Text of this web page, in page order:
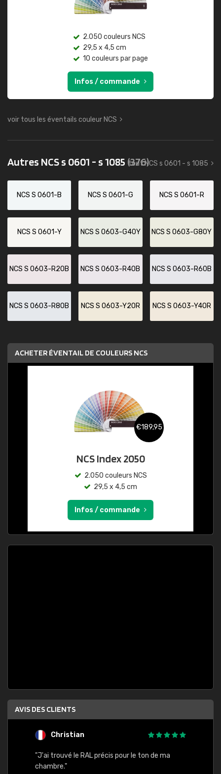
2.050 couleurs NCS
29,5 x 4,5 cm
10 couleurs par page
Infos / commande
voir tous les éventails couleur NCS
Autres NCS s 0601 - s 1085 (376)
tout NCS s 0601 - s 1085
NCS S 0601-B NCS S 0601-G NCS S 0601-R
NCS S 0601-Y NCS S 0603-G40Y NCS S 0603-G80Y
NCS S 0603-R20B NCS S 0603-R40B NCS S 0603-R60B
NCS S 0603-R80B NCS S 0603-Y20R NCS S 0603-Y40R
ACHETER ÉVENTAIL DE COULEURS NCS
€189,95
NCS Index 2050
2.050 couleurs NCS
29,5 x 4,5 cm
Infos / commande
AVIS DES CLIENTS
Christian
"J'ai trouvé le RAL précis pour le ton de ma
chambre."